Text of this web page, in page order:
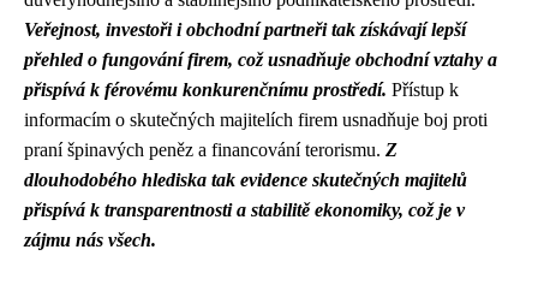
Veřejnost, investoři i obchodní partneři tak získávají lepší
přehled o fungování firem, což usnadňuje obchodní vztahy a
přispívá k férovému konkurenčnímu prostředí. Přístup k
informacím o skutečných majitelích firem usnadňuje boj proti
praní špinavých peněz a financování terorismu. Z
dlouhodobého hlediska tak evidence skutečných majitelů
přispívá k transparentnosti a stabilitě ekonomiky, což je v
zájmu nás všech.